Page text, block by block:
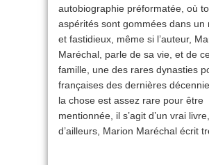
autobiographie préformatée, où
aspérités sont gommées dans un
et fastidieux, même si l’auteur,
Maréchal, parle de sa vie, et de
famille, une des rares dynasties
françaises des dernières
la chose est assez rare pour être
mentionnée, il s’agit d’un vrai
d’ailleurs, Marion Maréchal écrit